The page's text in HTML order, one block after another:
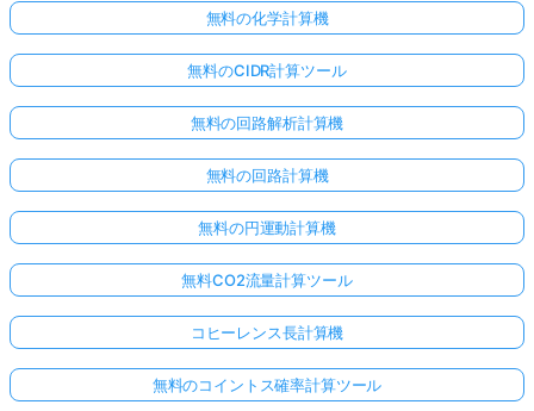
無料の化学計算機
無料のCIDR計算ツール
無料の回路解析計算機
無料の回路計算機
無料の円運動計算機
無料CO2流量計算ツール
コヒーレンス長計算機
無料のコイントス確率計算ツール